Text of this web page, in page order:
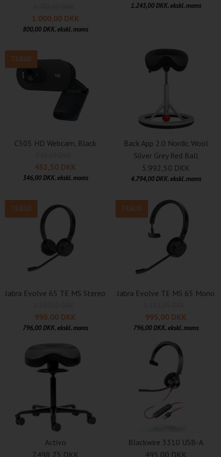
1.000,00 DKK
800,00 DKK. ekskl. moms
1.245,00 DKK. ekskl. moms
TILBUD
C505 HD Webcam, Black
432,50 DKK
346,00 DKK. ekskl. moms
Back App 2.0 Nordic Wool
Silver Grey Red Ball
5.992,50 DKK
4.794,00 DKK. ekskl. moms
TILBUD
Jabra Evolve 65 TE MS Stereo
995,00 DKK
796,00 DKK. ekskl. moms
TILBUD
Jabra Evolve TE MS 65 Mono
995,00 DKK
796,00 DKK. ekskl. moms
Activo
7.498,75 DKK
Blackwire 3310 USB-A
495,00 DKK